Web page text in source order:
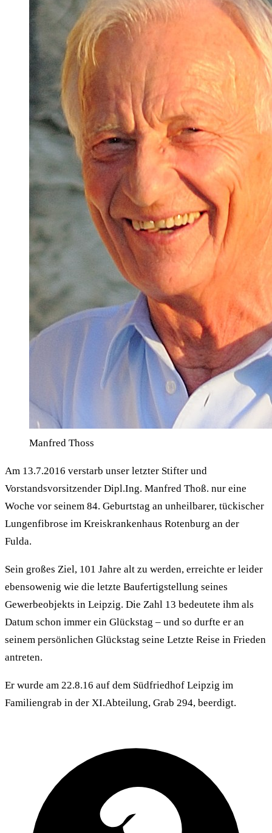
Manfred Thoss
Am 13.7.2016 verstarb unser letzter Stifter und
Vorstandsvorsitzender Dipl.Ing. Manfred Thoß. nur eine
Woche vor seinem 84. Geburtstag an unheilbarer, tückischer
Lungenfibrose im Kreiskrankenhaus Rotenburg an der
Fulda.
Sein großes Ziel, 101 Jahre alt zu werden, erreichte er leider
ebensowenig wie die letzte Baufertigstellung seines
Gewerbeobjekts in Leipzig. Die Zahl 13 bedeutete ihm als
Datum schon immer ein Glückstag – und so durfte er an
seinem persönlichen Glückstag seine Letzte Reise in Frieden
antreten.
Er wurde am 22.8.16 auf dem Südfriedhof Leipzig im
Familiengrab in der XI.Abteilung, Grab 294, beerdigt.